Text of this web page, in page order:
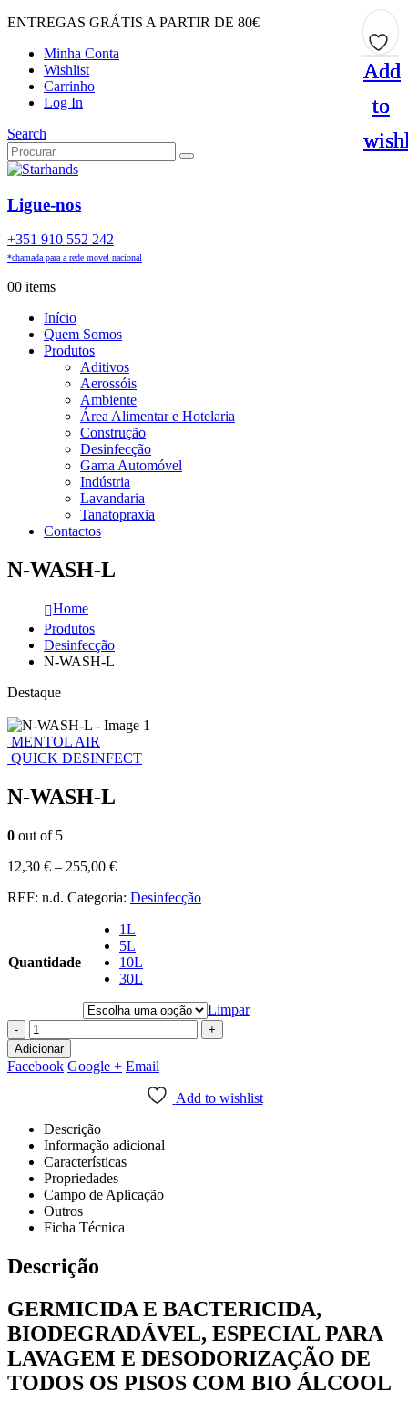
ENTREGAS GRÁTIS A PARTIR DE 80€
Minha Conta
Wishlist
Carrinho
Log In
Search
Ligue-nos
+351 910 552 242
*chamada para a rede movel nacional
00 items
Início
Quem Somos
Produtos
Aditivos
Aerossóis
Ambiente
Área Alimentar e Hotelaria
Construção
Desinfecção
Gama Automóvel
Indústria
Lavandaria
Tanatopraxia
Contactos
N-WASH-L
Home
Produtos
Desinfecção
N-WASH-L
Destaque
MENTOL AIR
QUICK DESINFECT
N-WASH-L
0 out of 5
12,30 € – 255,00 €
REF: n.d. Categoria: Desinfecção
Quantidade
1L
5L
10L
30L
Limpar
-
+
Adicionar
Facebook Google + Email
Add to wishlist
Descrição
Informação adicional
Características
Propriedades
Campo de Aplicação
Outros
Ficha Técnica
Descrição
GERMICIDA E BACTERICIDA,
BIODEGRADÁVEL, ESPECIAL PARA
LAVAGEM E DESODORIZAÇÃO DE
TODOS OS PISOS COM BIO ÁLCOOL
Add
to
Add
to
Add
to
Add
to